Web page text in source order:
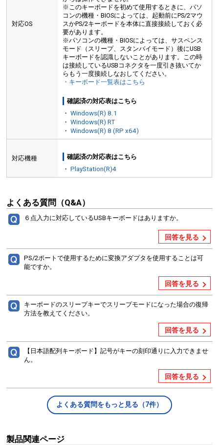
対応OS
※このキーボードを初めて使用するときに、パソ
コンの機種・BIOSによっては、起動前にPS/2マウ
スかPS/2キーボードを本体に直接接続しておく必
要があります。
※パソコンの機種・BIOSによっては、サスペンス
モード（スリープ、スタンバイモード）後にUSB
キーボードを認識しないことがあります。この時
は接続しているUSBコネクタを一度引き抜いてか
らもう一度接続しなおしてください。
・キーボード一覧表はこちら
確認済の対応表はこちら
・Windows(R) 8.1
・Windows(R) RT
・Windows(R) 8 (RP x64)
対応機種
確認済の対応表はこちら
・PlayStation(R)4
よくある質問（Q&A）
６点入力に対応しているUSBキーボードはありますか。
回答を見る
PS/2ポートで使用するために変換アダプタを使用することは可
能ですか。
回答を見る
キーボードのスリープキーでスリープモードになった場合の復帰
方法を教えてください。
回答を見る
【日本語配列キーボード】記号がキーの刻印通りに入力できませ
ん。
回答を見る
よくある質問をもっと見る（7件）
製品関連ページ